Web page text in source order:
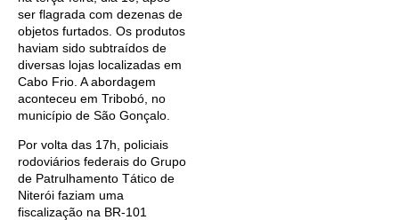
ser flagrada com dezenas de
objetos furtados. Os produtos
haviam sido subtraídos de
diversas lojas localizadas em
Cabo Frio. A abordagem
aconteceu em Tribobó, no
município de São Gonçalo.
Por volta das 17h, policiais
rodoviários federais do Grupo
de Patrulhamento Tático de
Niterói faziam uma
fiscalização na BR-101